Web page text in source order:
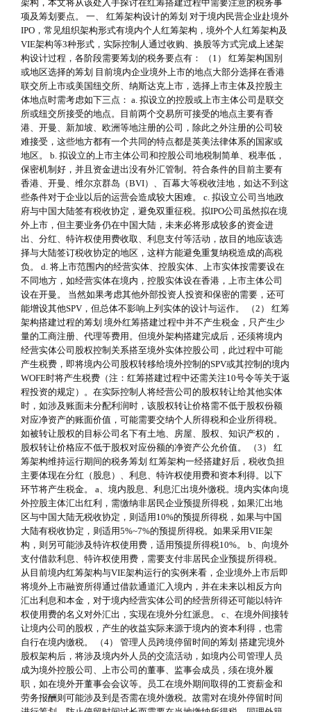
架构，本文将从该处入手探讨在红筹搭建过程中需要注意的税务事
项及筹划要点。 一、 红筹架构设计的筹划 对于境内民营企业赴境外
IPO，常见组织架构形式有境内个人红筹架构，境外个人红筹架构及
VIE架构等3种形式，实际控制人通过收购、换股等方式完成上述架
构设计过程，各阶段需要筹划的税务要点有： （1） 红筹架构国别
或地区选择的筹划 目前境内企业境外上市的地点大部分选择在香港
联交所上市或美国纽交所、纳斯达克上市，选择上市主体及控股主
体地点时需考虑如下三点： a. 拟设立的控股或上市主体公司是联交
所或纽交所接受的地点。目前两个交易所可接受的地点主要有香
港、开曼、新加坡、欧洲等地注册的公司，除此之外注册的公司较
难接受，这些地方都有一个共同的特点都是英美法律体系的国家或
地区。 b. 拟设立的上市主体公司和控股公司地税制简单、税率低，
保密机制好，并且资金进出没有外汇管制。符合条件的目前主要有
香港、开曼、维尔京群岛（BVI）、百幕大等税收洼地，如达不到这
些条件对于企业以后的运营会造成较大困难。 c. 拟设立公司当地政
府与中国大陆签有税收协定，避免双重征税。拟IPO公司虽然拟在境
外上市，但主要业务仍在中国大陆，未来必将形成较多的资金进
出、分红、特许权使用费收取、利息支付等活动，故目的地应该选
择与大陆签订税收协定的地区，这样方能避免重复纳税造成的高税
负。 d. 将上市范围内的经营实体、控股实体、上市实体按需要设在
不同地方，如经营实体在境内，控股实体设在香港，上市主体公司
设在开曼。 当然如果考虑其他外部投资人投资和保密的需要，还可
能增设其他SPV，但总体不影响上列实体的设计与运作。 （2） 红筹
架构搭建过程的筹划 境外红筹搭建过程中并不产生税金，只产生少
量的工商注册、代理等费用。但境外架构搭建完成后，还须将境内
经营实体公司股权控制关系搭至境外实体控股公司，此过程中可能
产生税费，即将境内公司股权转移给境外控制的SPV或其控制的境内
WOFE时将产生税费（注：红筹搭建过程中还需关注10号令等关于返
程投资的规定）。在实际控制人将经营公司的股权转让给其他实体
时，如涉及账面未分配利润时，该股权转让价格需不低于股权份额
对应净资产的账面价值，可能需要交纳个人所得税和企业所得税。
如被转让股权的目标公司名下有土地、房屋、股权、知识产权的，
股权转让价格应不低于股权对应份额的净资产公允价值。 （3） 红
筹架构维持运行期间的税务筹划 红筹架构一经搭建好后，税收负担
主要体现在分红（股息）、利息、特许权使用费和资本利得。以下
环节将产生税金。 a、境内股息、利息汇出境外缴税。境内实体向境
外控股主体汇出红利，需缴纳非居民企业预提所得税，如果汇出地
区与中国大陆无税收协定，则适用10%的预提所得税，如果与中国
大陆有税收协定，则适用5%~7%的预提所得税。如果采用VIE架
构，则另可能涉及特许权使用费，适用预提所得税10%。 b、向境外
支付借款利息、特许权使用费，需要支付非居民企业预提所得税。
从目前境内红筹架构与VIE架构运行的实例来看，企业境外上市后即
将境外上市融资所得通过借款通道汇入境内，并在未来以相反方向
汇出利息和本金，对于境内经营实体公司的经营所得还可能以特许
权使用费的名义对外汇出，实现在境外分红派息。 c、在境外间接转
让境内公司的股权，产生的收益实际来源于境内的资本利得，也需
自行在境内缴税。 （4） 管理人员跨境停留时间的筹划 搭建完境外
股权架构后，将涉及境内外人员的交流活动，如境内公司管理人员
成为境外控股公司、上市公司的董事、监事会成员，须在境外履
职，如在境外开董事会会议等。员工在境外期间取得的工资薪金和
劳务报酬则可能涉及到是否需在境外缴税。故需对在境外停留时间